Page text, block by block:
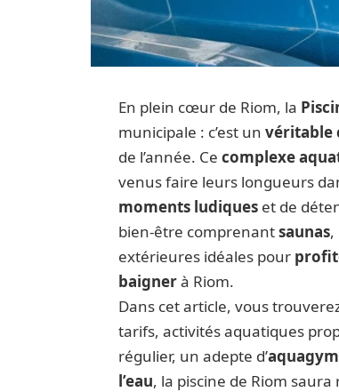
En plein cœur de Riom, la
municipale : c’est un véritable
de l’année. Ce complexe
venus faire leurs longueurs
moments ludiqueset de
bien-être comprenantsaunas,
extérieures idéales pour
baignerà Riom.
Dans cet article, vous
tarifs, activités aquatiques
régulier, un adepte d’aquagym
l’eau, la piscine de Riom